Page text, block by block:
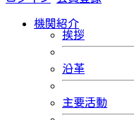
機関紹介
挨拶
沿革
主要活動